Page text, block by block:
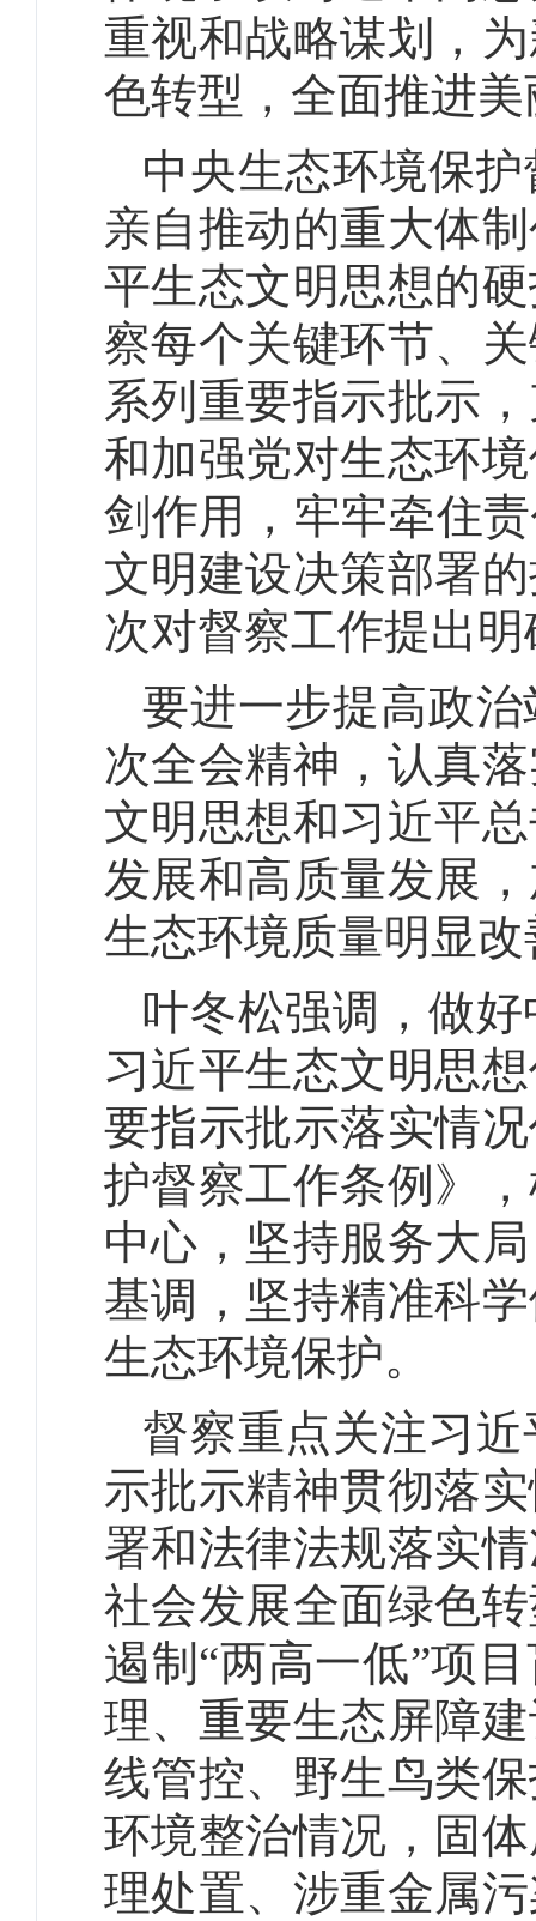
重视和战略谋划，
色转型，全面推进
中央生态环境保
亲自推动的重大体
平生态文明思想的
察每个关键环节、
系列重要指示批示
和加强党对生态环
剑作用，牢牢牵住
文明建设决策部署
次对督察工作提出
要进一步提高政
次全会精神，认真
文明思想和习近平
发展和高质量发展
生态环境质量明显
叶冬松强调，做
习近平生态文明思
要指示批示落实情
护督察工作条例》
中心，坚持服务大
基调，坚持精准科
生态环境保护。
督察重点关注习
示批示精神贯彻落
署和法律法规落实
社会发展全面绿色
遏制“两高一低”项
理、重要生态屏障
线管控、野生鸟类
环境整治情况，固
理处置、涉重金属